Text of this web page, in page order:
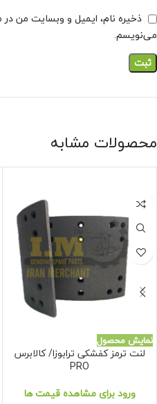
ذخیره نام، ایمیل و وبسایت من در
می‌نویسم.
محصولات مشابه
نمایش محصول
لنت ترمز کفشکی ترابوزا/ کالابرس
PRO
ورود برای مشاهده قیمت ها